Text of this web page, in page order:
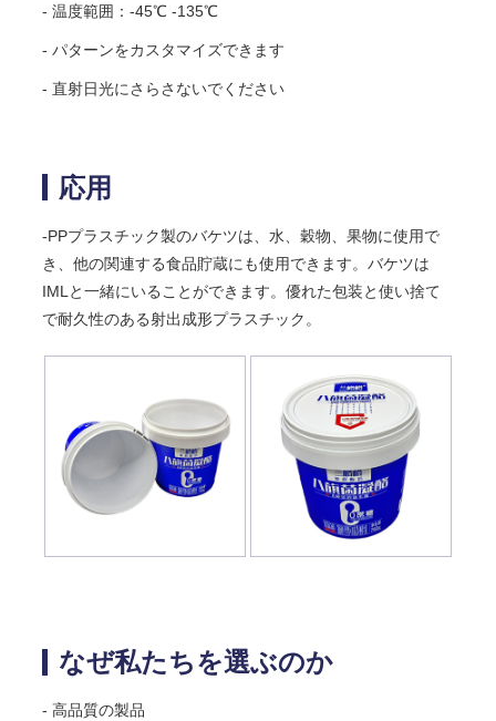
- 温度範囲：-45℃ -135℃
- パターンをカスタマイズできます
- 直射日光にさらさないでください
応用
-PPプラスチック製のバケツは、水、穀物、果物に使用で
き、他の関連する食品貯蔵にも使用できます。バケツは
IMLと一緒にいることができます。優れた包装と使い捨て
で耐久性のある射出成形プラスチック。
なぜ私たちを選ぶのか
- 高品質の製品